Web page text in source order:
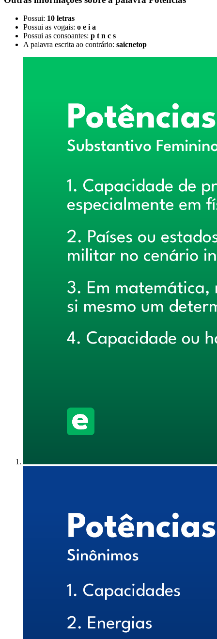
Possui: 10 letras
Possui as vogais: o e i a
Possui as consoantes: p t n c s
A palavra escrita ao contrário: saicnetop